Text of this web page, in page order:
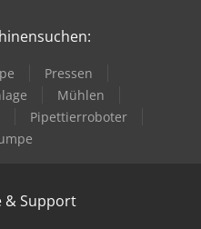
Pressen
Mühlen
Pipettierroboter
& Support